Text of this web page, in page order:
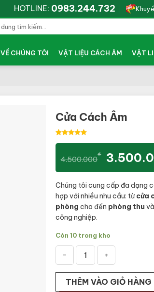
HOTLINE: 0983.244.732
VỀ CHÚNG TÔI VẬT LIỆU CÁCH ÂM VẬT
Cửa Cách Âm
4.500.000
₫
Giá
gốc
là:
Chúng tôi cung cấp đa dạng
hợp với nhiều nhu cầu: từcửa
phòng cho đến phòng thu
công nghiệp.
Còn 10 trong kho
THÊM VÀO GIỎ HÀNG